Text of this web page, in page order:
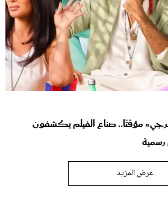
مؤقتًا.. صناع الفيلم يكشفون
عرض المزيد